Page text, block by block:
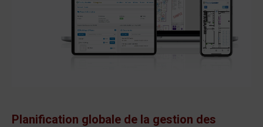
Planification globale de la gestion des